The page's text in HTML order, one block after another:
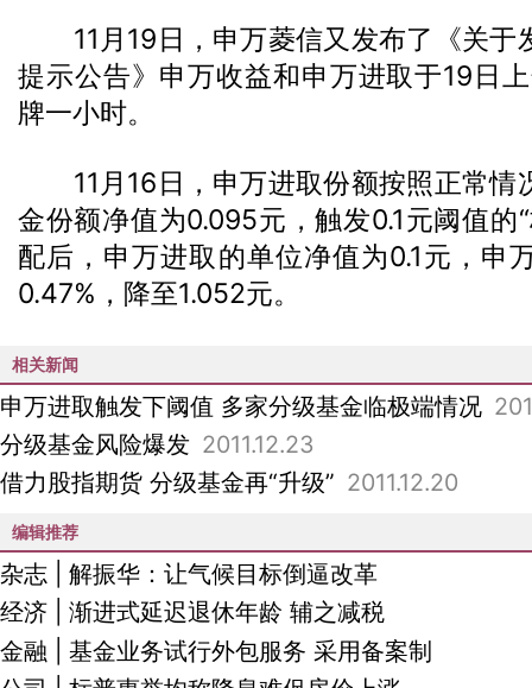
11月19日，申万菱信又发布了《关于
提示公告》申万收益和申万进取于19日
牌一小时。
11月16日，申万进取份额按照正常情
金份额净值为0.095元，触发0.1元阈值的
配后，申万进取的单位净值为0.1元，申
0.47%，降至1.052元。
相关新闻
申万进取触发下阈值 多家分级基金临极端情况
分级基金风险爆发 2011.12.23
借力股指期货 分级基金再“升级” 2011.12.20
编辑推荐
杂志
解振华：让气候目标倒逼改革
经济
渐进式延迟退休年龄 辅之减税
金融
基金业务试行外包服务 采用备案制